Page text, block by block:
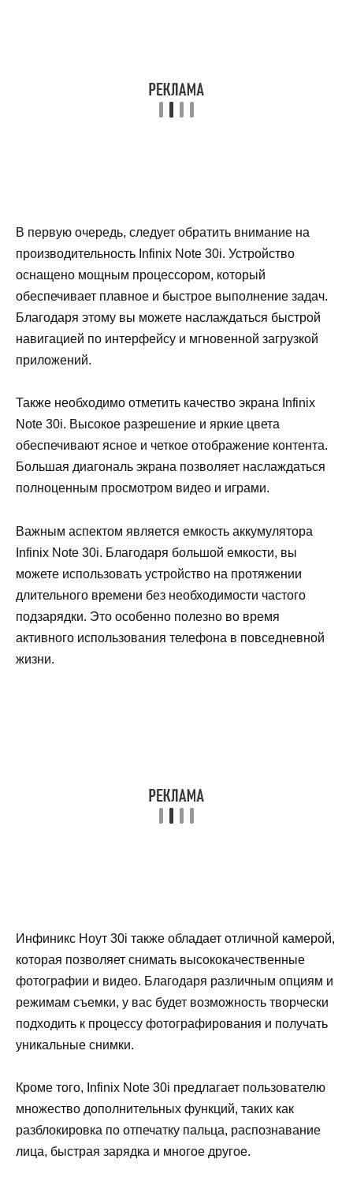
В первую очередь, следует обратить внимание на
производительность Infinix Note 30i. Устройство
оснащено мощным процессором, который
обеспечивает плавное и быстрое выполнение задач.
Благодаря этому вы можете наслаждаться быстрой
навигацией по интерфейсу и мгновенной загрузкой
приложений.
Также необходимо отметить качество экрана Infinix
Note 30i. Высокое разрешение и яркие цвета
обеспечивают ясное и четкое отображение контента.
Большая диагональ экрана позволяет наслаждаться
полноценным просмотром видео и играми.
Важным аспектом является емкость аккумулятора
Infinix Note 30i. Благодаря большой емкости, вы
можете использовать устройство на протяжении
длительного времени без необходимости частого
подзарядки. Это особенно полезно во время
активного использования телефона в повседневной
жизни.
Инфиникс Ноут 30i также обладает отличной камерой,
которая позволяет снимать высококачественные
фотографии и видео. Благодаря различным опциям и
режимам съемки, у вас будет возможность творчески
подходить к процессу фотографирования и получать
уникальные снимки.
Кроме того, Infinix Note 30i предлагает пользователю
множество дополнительных функций, таких как
разблокировка по отпечатку пальца, распознавание
лица, быстрая зарядка и многое другое.